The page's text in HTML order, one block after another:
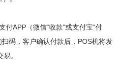
APP（微信“收款”或支付宝“付
码，客户确认付款后，POS机将发
。